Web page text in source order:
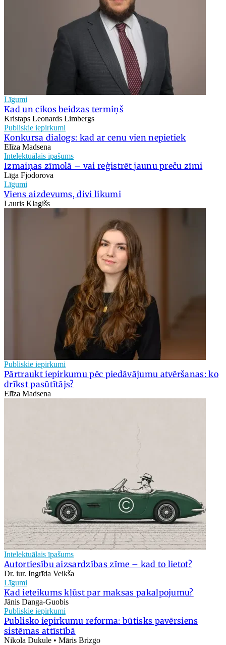
Līgumi
Kad un cikos beidzas termiņš
Kristaps Leonards Limbergs
Publiskie iepirkumi
Konkursa dialogs: kad ar cenu vien nepietiek
Elīza Madsena
Intelektuālais īpašums
Izmaiņas zīmolā – vai reģistrēt jaunu preču zīmi
Līga Fjodorova
Līgumi
Viens aizdevums, divi likumi
Lauris Klagišs
Publiskie iepirkumi
Pārtraukt iepirkumu pēc piedāvājumu atvēršanas: ko
drīkst pasūtītājs?
Elīza Madsena
Intelektuālais īpašums
Autortiesību aizsardzības zīme – kad to lietot?
Dr. iur. Ingrīda Veikša
Līgumi
Kad ieteikums kļūst par maksas pakalpojumu?
Jānis Danga-Guobis
Publiskie iepirkumi
Publisko iepirkumu reforma: būtisks pavērsiens
sistēmas attīstībā
Nikola Dukule • Māris Brizgo